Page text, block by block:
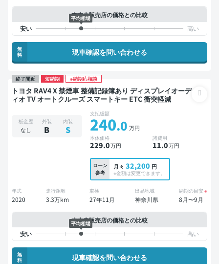
中古車販売店の価格との比較
平均相場
無
料
現車確認を問い合わせる
終了間近 短納期 ※納期応相談
トヨタ RAV4 X 禁煙車 整備記録簿あり ディスプレイオーデ
ィオ TV オートクルーズ スマートキー ETC 衝突軽減
板金歴
なし
外装
B
内装
S
支払総額
240.0 万円
本体価格
229.0万円
諸費用
11.0万円
ローン
参考
月々 32,200 円
※金額は変更できます。
年式
2020
走行距離
3.3万km
車検
27年11月
出品地域
神奈川県
納期の目安 ※
8月〜9月
中古車販売店の価格との比較
平均相場
無
料
現車確認を問い合わせる